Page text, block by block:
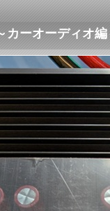
カーオーディオ編